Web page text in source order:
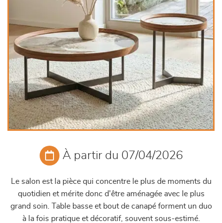
À partir du 07/04/2026
Le salon est la pièce qui concentre le plus de moments du
quotidien et mérite donc d'être aménagée avec le plus
grand soin. Table basse et bout de canapé forment un duo
à la fois pratique et décoratif, souvent sous-estimé.